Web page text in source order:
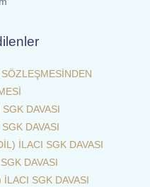
DAVASI
DAVASI
İLACI SGK DAVASI
DAVASI
SGK DAVASI